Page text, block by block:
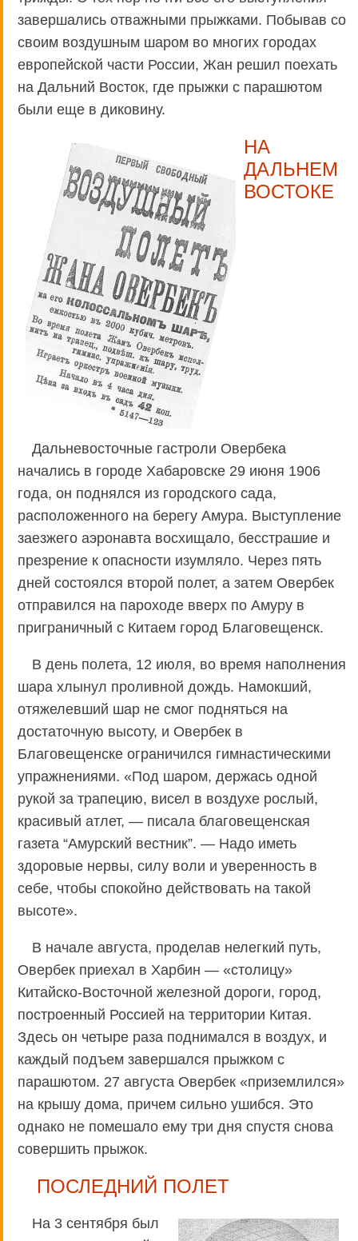
завершались отважными прыжками. Побывав со
своим воздушным шаром во многих городах
европейской части России, Жан решил поехать
на Дальний Восток, где прыжки с парашютом
были еще в диковину.
НА
ДАЛЬНЕМ
ВОСТОКЕ
Дальневосточные гастроли Овербека
начались в городе Хабаровске 29 июня 1906
года, он поднялся из городского сада,
расположенного на берегу Амура. Выступление
заезжего аэронавта восхищало, бесстрашие и
презрение к опасности изумляло. Через пять
дней состоялся второй полет, а затем Овербек
отправился на пароходе вверх по Амуру в
приграничный с Китаем город Благовещенск.
В день полета, 12 июля, во время наполнения
шара хлынул проливной дождь. Намокший,
отяжелевший шар не смог подняться на
достаточную высоту, и Овербек в
Благовещенске ограничился гимнастическими
упражнениями. «Под шаром, держась одной
рукой за трапецию, висел в воздухе рослый,
красивый атлет, — писала благовещенская
газета “Амурский вестник”. — Надо иметь
здоровые нервы, силу воли и уверенность в
себе, чтобы спокойно действовать на такой
высоте».
В начале августа, проделав нелегкий путь,
Овербек приехал в Харбин — «столицу»
Китайско-Восточной железной дороги, город,
построенный Россией на территории Китая.
Здесь он четыре раза поднимался в воздух, и
каждый подъем завершался прыжком с
парашютом. 27 августа Овербек «приземлился»
на крышу дома, причем сильно ушибся. Это
однако не помешало ему три дня спустя снова
совершить прыжок.
ПОСЛЕДНИЙ ПОЛЕТ
На 3 сентября был